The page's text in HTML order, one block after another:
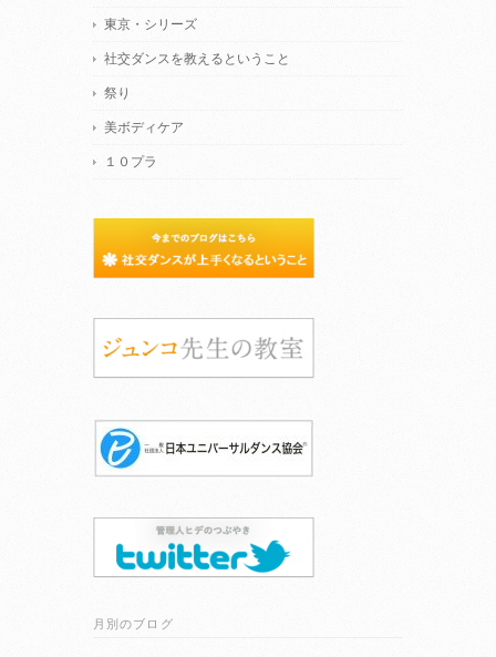
東京・シリーズ
社交ダンスを教えるということ
祭り
美ボディケア
１０プラ
月別のブログ